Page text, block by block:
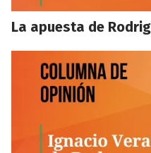
La apuesta de